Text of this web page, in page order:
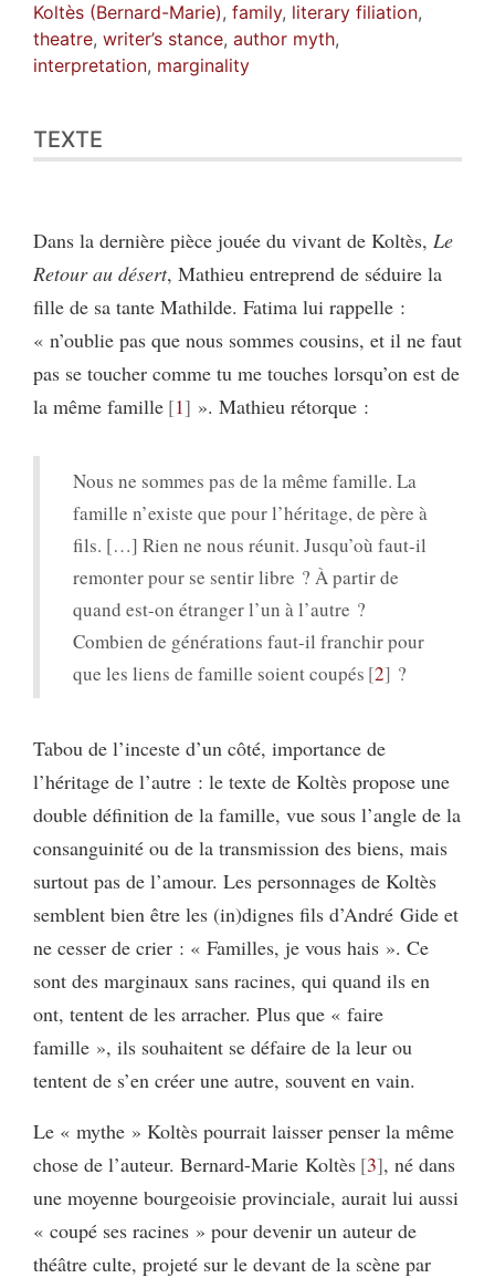
Koltès (Bernard-Marie), family, literary filiation,
theatre, writer’s stance, author myth,
interpretation, marginality
TEXTE
Dans la dernière pièce jouée du vivant de Koltès, Le
Retour au désert, Mathieu entreprend de séduire la
fille de sa tante Mathilde. Fatima lui rappelle :
« n’oublie pas que nous sommes cousins, et il ne faut
pas se toucher comme tu me touches lorsqu’on est de
la même famille 1 ». Mathieu rétorque :
Nous ne sommes pas de la même famille. La
famille n’existe que pour l’héritage, de père à
fils. […] Rien ne nous réunit. Jusqu’où faut-il
remonter pour se sentir libre ? À partir de
quand est-on étranger l’un à l’autre ?
Combien de générations faut-il franchir pour
que les liens de famille soient coupés 2 ?
Tabou de l’inceste d’un côté, importance de
l’héritage de l’autre : le texte de Koltès propose une
double définition de la famille, vue sous l’angle de la
consanguinité ou de la transmission des biens, mais
surtout pas de l’amour. Les personnages de Koltès
semblent bien être les (in)dignes fils d’André Gide et
ne cesser de crier : « Familles, je vous hais ». Ce
sont des marginaux sans racines, qui quand ils en
ont, tentent de les arracher. Plus que « faire
famille », ils souhaitent se défaire de la leur ou
tentent de s’en créer une autre, souvent en vain.
Le « mythe » Koltès pourrait laisser penser la même
chose de l’auteur. Bernard-Marie Koltès 3 , né dans
une moyenne bourgeoisie provinciale, aurait lui aussi
« coupé ses racines » pour devenir un auteur de
théâtre culte, projeté sur le devant de la scène par